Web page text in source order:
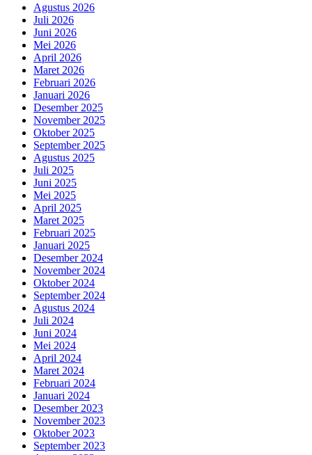
Agustus 2026
Juli 2026
Juni 2026
Mei 2026
April 2026
Maret 2026
Februari 2026
Januari 2026
Desember 2025
November 2025
Oktober 2025
September 2025
Agustus 2025
Juli 2025
Juni 2025
Mei 2025
April 2025
Maret 2025
Februari 2025
Januari 2025
Desember 2024
November 2024
Oktober 2024
September 2024
Agustus 2024
Juli 2024
Juni 2024
Mei 2024
April 2024
Maret 2024
Februari 2024
Januari 2024
Desember 2023
November 2023
Oktober 2023
September 2023